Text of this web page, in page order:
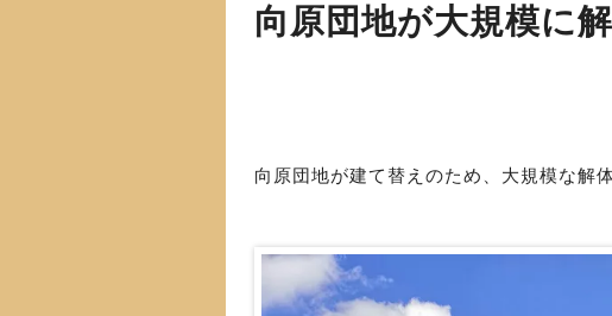
向原団地が大規模に
向原団地が建て替えのため、大規模な解